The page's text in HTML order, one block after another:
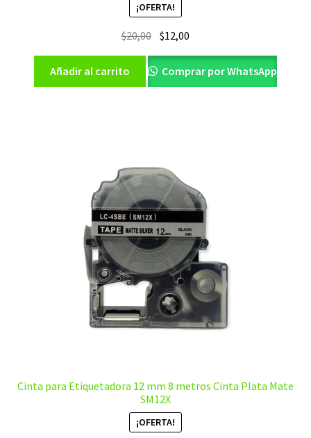
¡OFERTA!
$20,00 El
original
era:
$12,00
actual
es:
Añadir al carrito Comprar por WhatsApp
Cinta para Etiquetadora 12 mm 8 metros Cinta Plata Mate
SM12X
¡OFERTA!